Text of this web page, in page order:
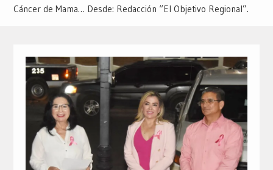
Cáncer de Mama… Desde: Redacción “El Objetivo Regional”.